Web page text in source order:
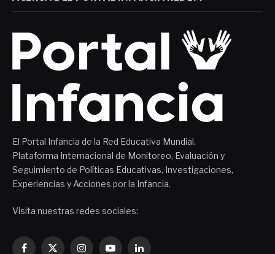
El Portal Infancia de la Red Educativa Mundial.
Plataforma Internacional de Monitoreo, Evaluación y
Seguimiento de Políticas Educativas, Investigaciones,
Experiencias y Acciones por la Infancia.
Visita nuestras redes sociales: